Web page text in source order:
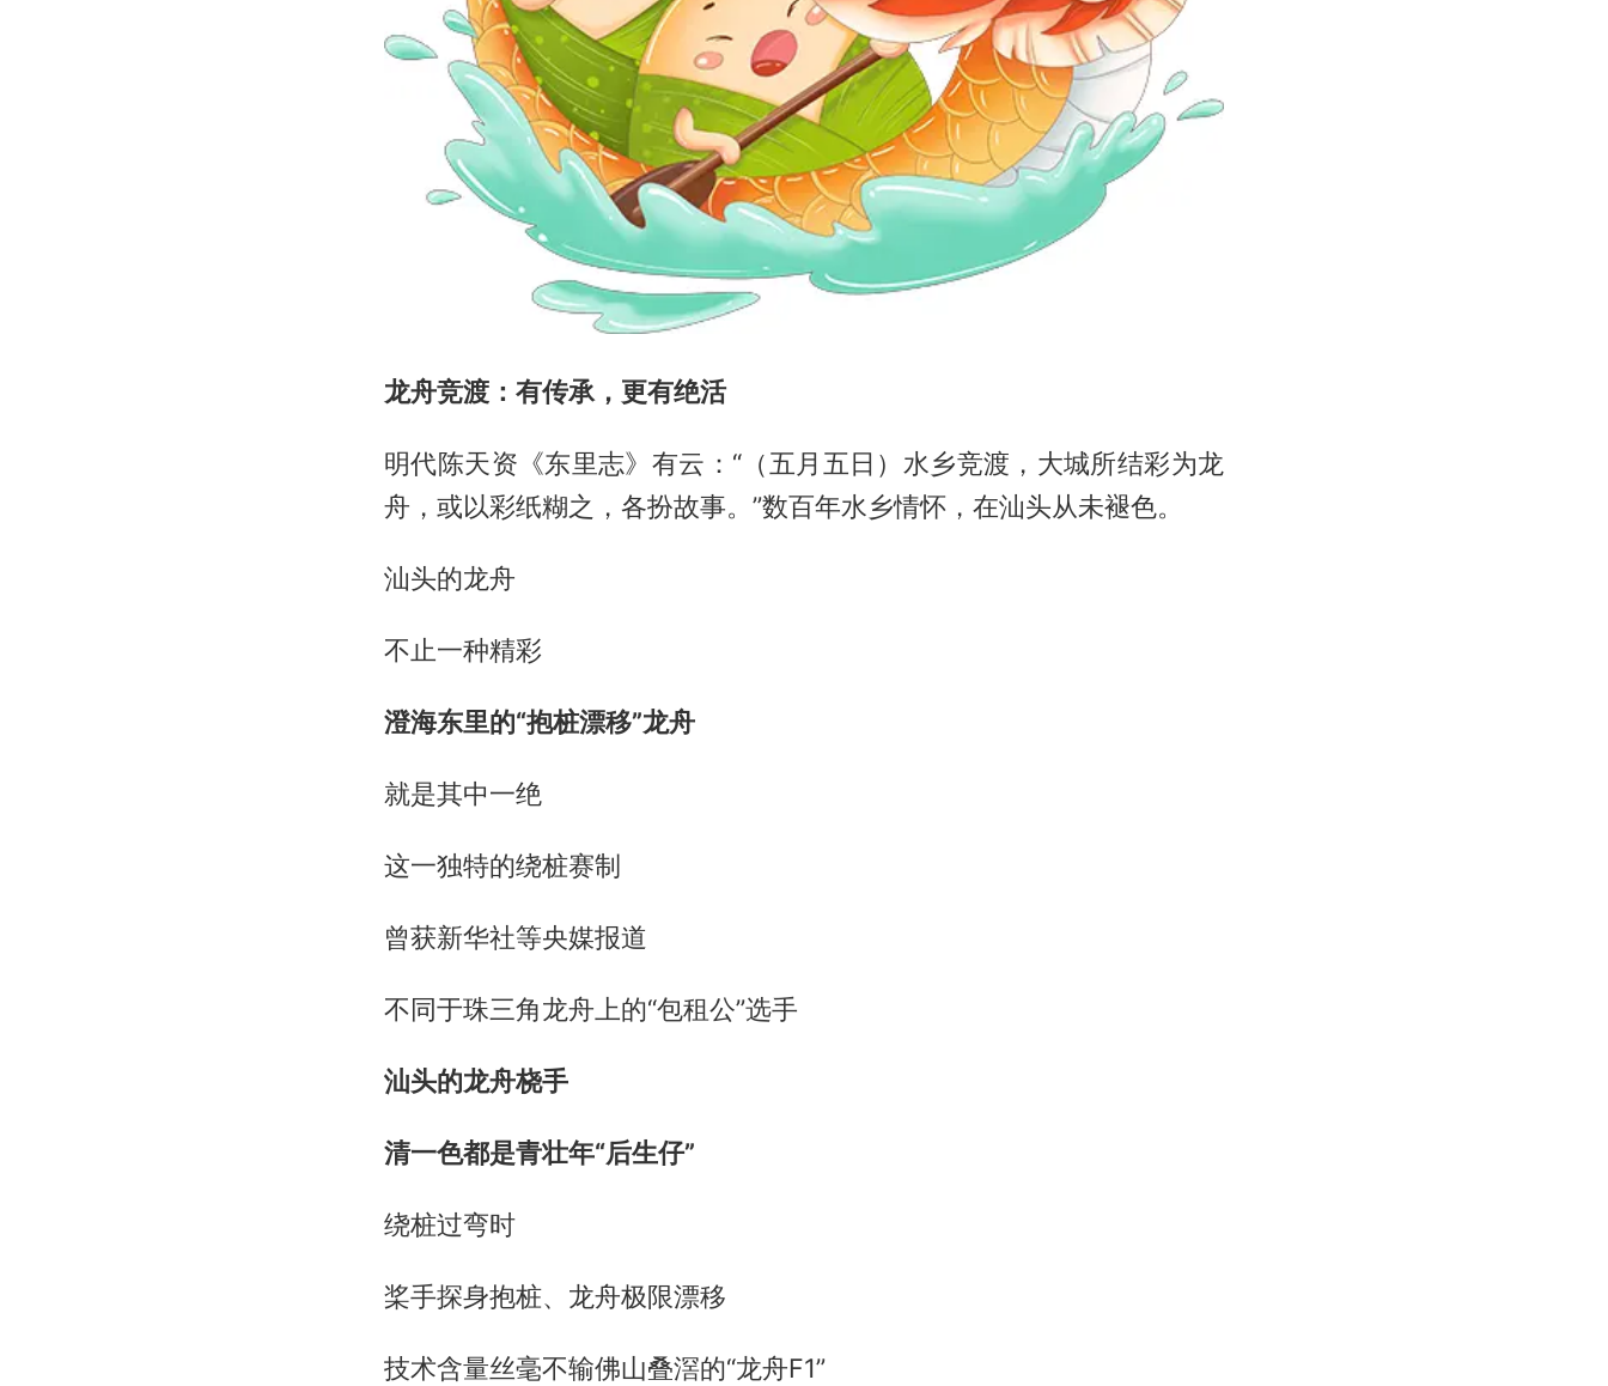
龙舟竞渡：有传承，更有绝活
明代陈天资《东里志》有云：“（五月五日）水乡竞渡，大城所结彩为龙
舟，或以彩纸糊之，各扮故事。”数百年水乡情怀，在汕头从未褪色。
汕头的龙舟
不止一种精彩
澄海东里的“抱桩漂移”龙舟
就是其中一绝
这一独特的绕桩赛制
曾获新华社等央媒报道
不同于珠三角龙舟上的“包租公”选手
汕头的龙舟桡手
清一色都是青壮年“后生仔”
绕桩过弯时
桨手探身抱桩、龙舟极限漂移
技术含量丝毫不输佛山叠滘的“龙舟F1”